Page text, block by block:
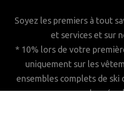
Soyez les premiers à tout
et services et sur
* 10% lors de votre
uniquement sur les
ensembles complets de ski
randonnée